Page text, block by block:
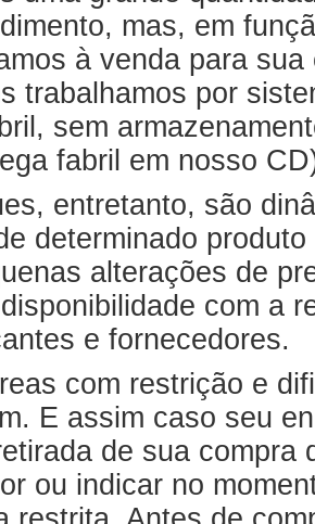
mas, em
à venda para
trabalhamos por
sem
fabril em nosso
entretanto, são
determinado
alterações de
com a
e fornecedores.
com restrição e
E assim caso seu
de sua compra
ou indicar no